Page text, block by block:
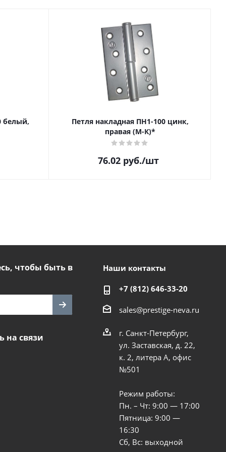
белый,
Петля накладная ПН1-100 цинк,
правая (М-К)*
76.02руб./шт
чтобы быть в
на связи
Наши контакты
+7 (812) 646-33-20
sales@prestige-neva.ru
г. Санкт-Петербург,
ул. Заставская, д. 22,
к. 2, литера А, офис
№501
Режим работы:
Пн. – Чт: 9:00 — 17:00
Пятница: 9:00 —
16:30
Сб, Вс: выходной